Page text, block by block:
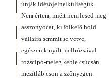
únják idézőjelnélküliségük.
Nem értem, miért nem lesed meg
asszonyodat, ki fölkelő hold
vállaira semmit se vetve,
egészen kinyílt mellrózsával
rozscipó-meleg keble csúcsán
mezítláb oson a szőnyegen.